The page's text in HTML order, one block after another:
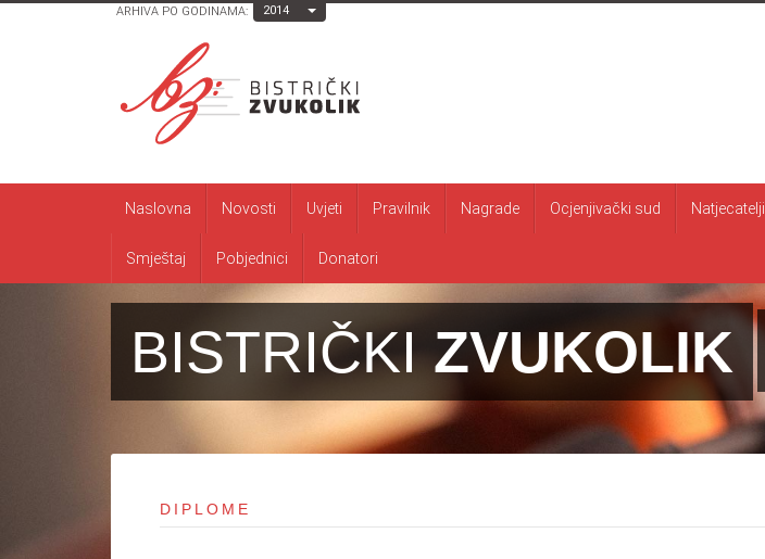
ARHIVA PO GODINAMA: 2014 Toggle Dropdown
Naslovna Novosti Uvjeti Pravilnik Nagrade Ocjenjivački sud Natjecatelji
Smještaj Pobjednici Donatori
BISTRIČKIZVUKOLIK
DIPLOME